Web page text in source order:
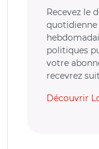
Recevez le
politiques
votre
recevrez
Découvrir